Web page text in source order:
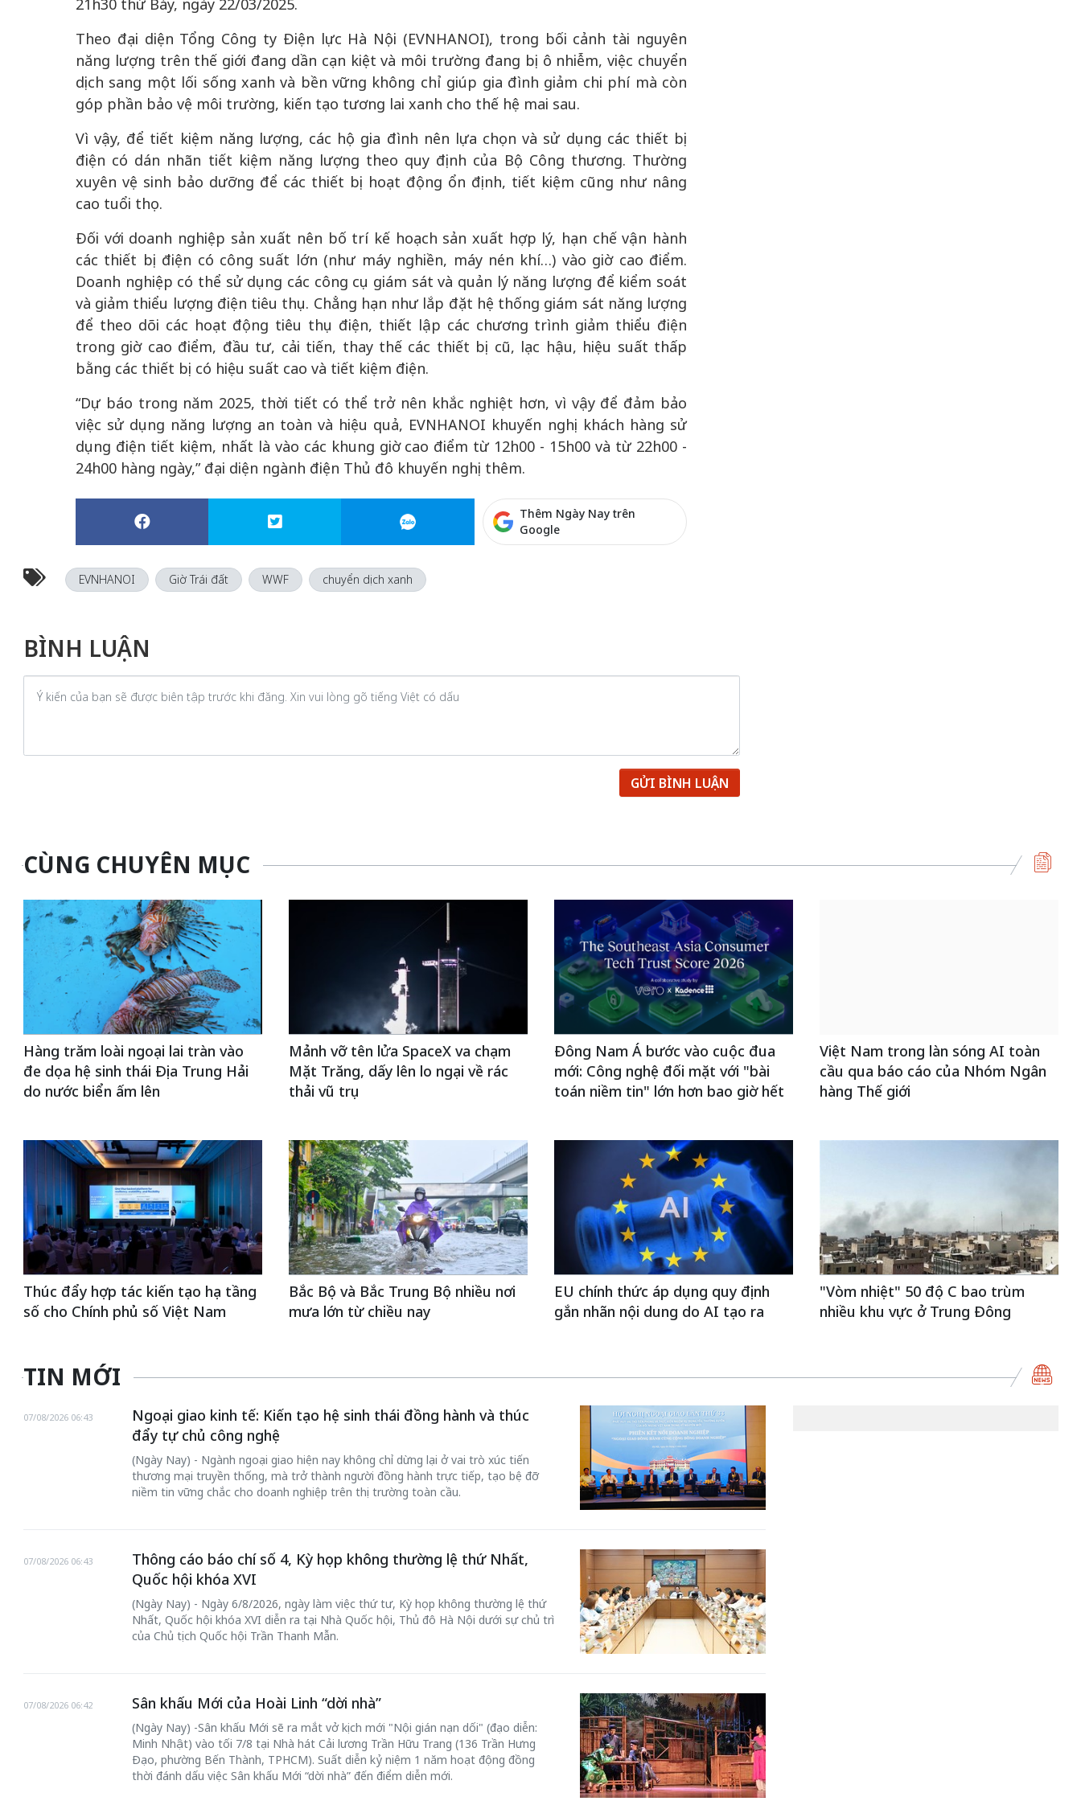
21h30 thứ Bảy, ngày 22/03/2025.
Theo đại diện Tổng Công ty Điện lực Hà Nội (EVNHANOI), trong bối cảnh tài nguyên
năng lượng trên thế giới đang dần cạn kiệt và môi trường đang bị ô nhiễm, việc chuyển
dịch sang một lối sống xanh và bền vững không chỉ giúp gia đình giảm chi phí mà còn
góp phần bảo vệ môi trường, kiến tạo tương lai xanh cho thế hệ mai sau.
Vì vậy, để tiết kiệm năng lượng, các hộ gia đình nên lựa chọn và sử dụng các thiết bị
điện có dán nhãn tiết kiệm năng lượng theo quy định của Bộ Công thương. Thường
xuyên vệ sinh bảo dưỡng để các thiết bị hoạt động ổn định, tiết kiệm cũng như nâng
cao tuổi thọ.
Đối với doanh nghiệp sản xuất nên bố trí kế hoạch sản xuất hợp lý, hạn chế vận hành
các thiết bị điện có công suất lớn (như máy nghiền, máy nén khí…) vào giờ cao điểm.
Doanh nghiệp có thể sử dụng các công cụ giám sát và quản lý năng lượng để kiểm soát
và giảm thiểu lượng điện tiêu thụ. Chẳng hạn như lắp đặt hệ thống giám sát năng lượng
để theo dõi các hoạt động tiêu thụ điện, thiết lập các chương trình giảm thiểu điện
trong giờ cao điểm, đầu tư, cải tiến, thay thế các thiết bị cũ, lạc hậu, hiệu suất thấp
bằng các thiết bị có hiệu suất cao và tiết kiệm điện.
“Dự báo trong năm 2025, thời tiết có thể trở nên khắc nghiệt hơn, vì vậy để đảm bảo
việc sử dụng năng lượng an toàn và hiệu quả, EVNHANOI khuyến nghị khách hàng sử
dụng điện tiết kiệm, nhất là vào các khung giờ cao điểm từ 12h00 - 15h00 và từ 22h00 -
24h00 hàng ngày,” đại diện ngành điện Thủ đô khuyến nghị thêm.
Thêm Ngày Nay trên
Google
EVNHANOI Giờ Trái đất WWF chuyển dịch xanh
BÌNH LUẬN
GỬI BÌNH LUẬN
CÙNG CHUYÊN MỤC
Hàng trăm loài ngoại lai tràn vào
đe dọa hệ sinh thái Địa Trung Hải
do nước biển ấm lên
Mảnh vỡ tên lửa SpaceX va chạm
Mặt Trăng, dấy lên lo ngại về rác
thải vũ trụ
Đông Nam Á bước vào cuộc đua
mới: Công nghệ đối mặt với "bài
toán niềm tin" lớn hơn bao giờ hết
Việt Nam trong làn sóng AI toàn
cầu qua báo cáo của Nhóm Ngân
hàng Thế giới
Thúc đẩy hợp tác kiến tạo hạ tầng
số cho Chính phủ số Việt Nam
Bắc Bộ và Bắc Trung Bộ nhiều nơi
mưa lớn từ chiều nay
EU chính thức áp dụng quy định
gắn nhãn nội dung do AI tạo ra
"Vòm nhiệt" 50 độ C bao trùm
nhiều khu vực ở Trung Đông
TIN MỚI
Ngoại giao kinh tế: Kiến tạo hệ sinh thái đồng hành và thúc
đẩy tự chủ công nghệ
07/08/2026 06:43
(Ngày Nay) - Ngành ngoại giao hiện nay không chỉ dừng lại ở vai trò xúc tiến
thương mại truyền thống, mà trở thành người đồng hành trực tiếp, tạo bệ đỡ
niềm tin vững chắc cho doanh nghiệp trên thị trường toàn cầu.
Thông cáo báo chí số 4, Kỳ họp không thường lệ thứ Nhất,
Quốc hội khóa XVI
07/08/2026 06:43
(Ngày Nay) - Ngày 6/8/2026, ngày làm việc thứ tư, Kỳ họp không thường lệ thứ
Nhất, Quốc hội khóa XVI diễn ra tại Nhà Quốc hội, Thủ đô Hà Nội dưới sự chủ trì
của Chủ tịch Quốc hội Trần Thanh Mẫn.
Sân khấu Mới của Hoài Linh “dời nhà”
07/08/2026 06:42
(Ngày Nay) -Sân khấu Mới sẽ ra mắt vở kịch mới "Nội gián nạn dối" (đạo diễn:
Minh Nhật) vào tối 7/8 tại Nhà hát Cải lương Trần Hữu Trang (136 Trần Hưng
Đạo, phường Bến Thành, TPHCM). Suất diễn kỷ niệm 1 năm hoạt động đồng
thời đánh dấu việc Sân khấu Mới “dời nhà” đến điểm diễn mới.